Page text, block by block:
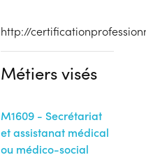
http://
Métiers visés
M1609 - Secrétariat
et assistanat médical
ou médico-social